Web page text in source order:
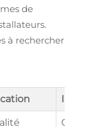
de
à rechercher